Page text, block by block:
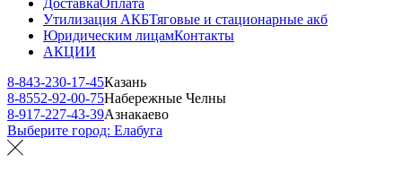
Утилизация АКБТяговые и стационарные акб
Юридическим лицамКонтакты
АКЦИИ
8-843-230-17-45Казань
8-8552-92-00-75Набережные Челны
8-917-227-43-39Азнакаево
Выберите город: Елабуга